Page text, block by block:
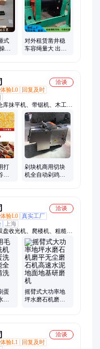
阻箱、皮带探伤仪、钻孔
防水密闭门、无压风门、内
式
作
对外租赁凿井稳
车容绳量大 出租
洽谈
验L0
回复及时
抹平机、带锯机、木工机
定位架、灌装机、钉角机、
机、除锈机、测亩仪、插桶
粒子计数器、脱油机、中药
打
脱
剁块机商用切块
机全自动剁鸡块
洽谈
验L0 真实工厂
上海
盘收光机、爬楼机、粗糙度
锯、防窃听检测仪、测亩
、铆钉机、管道疏通你、
蛋
蛋
摇臂式大功率地
坪水磨石机磨平
洽谈
验L1
回复及时